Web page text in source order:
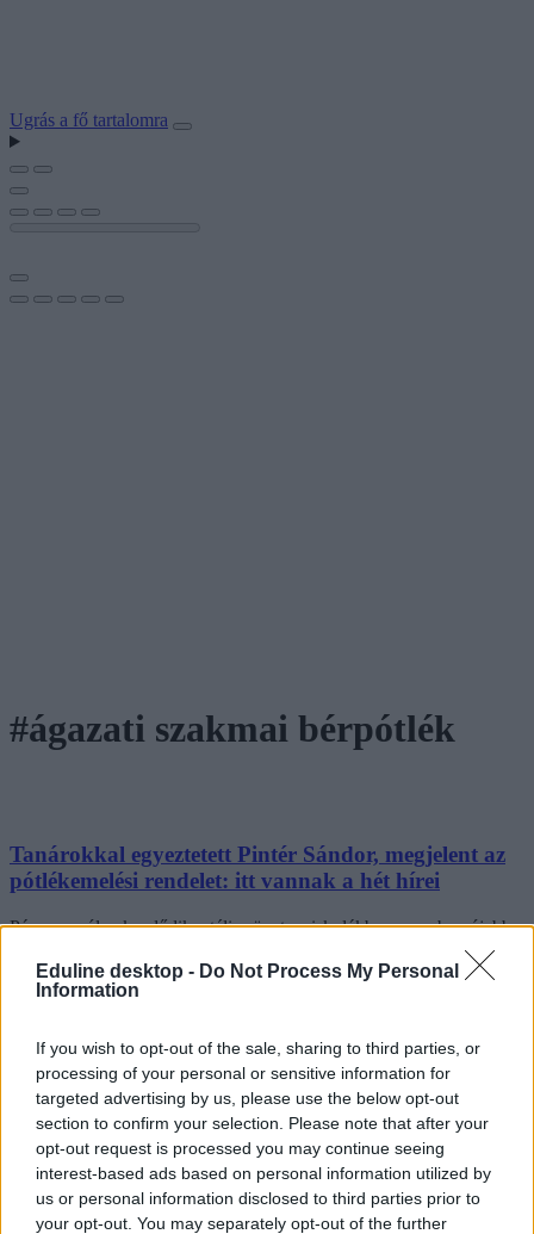
Eduline desktop - Do Not Process My Personal
Information
If you wish to opt-out of the sale, sharing to third parties, or
processing of your personal or sensitive information for
targeted advertising by us, please use the below opt-out
section to confirm your selection. Please note that after your
opt-out request is processed you may continue seeing
interest-based ads based on personal information utilized by
us or personal information disclosed to third parties prior to
your opt-out. You may separately opt-out of the further
Ugrás a fő tartalomra
#ágazati szakmai bérpótlék
Tanárokkal egyeztetett Pintér Sándor, megjelent az
pótlékemelési rendelet: itt vannak a hét hírei
Pár nap múlva kezdődik a téli szünet az iskolákban, azonban újabb
eseménydús hetet zárt a közoktatás. Pintér Sándor pénteken több
száz tanárral egyeztetett, majd megjelent a 2023-as pótlékemelési
rendelet, az átfogó bérrendezés azonban még várat magára.
Közoktatás
Eduline
Megjelent a rendelet, 20-ról 32 százalékra emelkedik
2023-ban a tanárok szakmai pótléka